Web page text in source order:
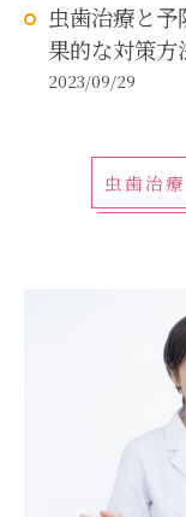
虫歯治療と
果的な対策方
2023/09/29
虫歯治